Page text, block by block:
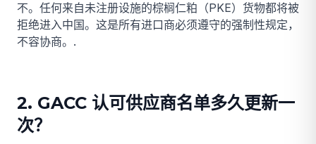
不。任何来自未注册设施的棕榈仁粕（PKE）货物都将被
拒绝进入中国。这是所有进口商必须遵守的强制性规定，
不容协商。.
2. GACC 认可供应商名单多久更新一
次？